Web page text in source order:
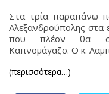
Στα τρία παραπάνω
Αλεξανδρούπολης στα
που πλέον θα
Καπνομάγαζο. Ο κ.
(περισσότερα…)